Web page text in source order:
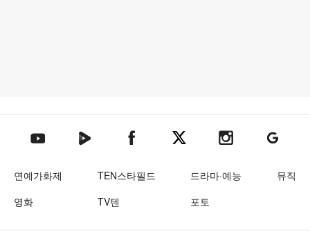
텐아시아 유튜브텐아시아 네이버TV텐아시아 페이스북텐아시아 엑스텐아시아 인스타그램
텐아시아
연예가화제 TEN스타필드 드라마·예능
뮤직
영화
TV텐 포토